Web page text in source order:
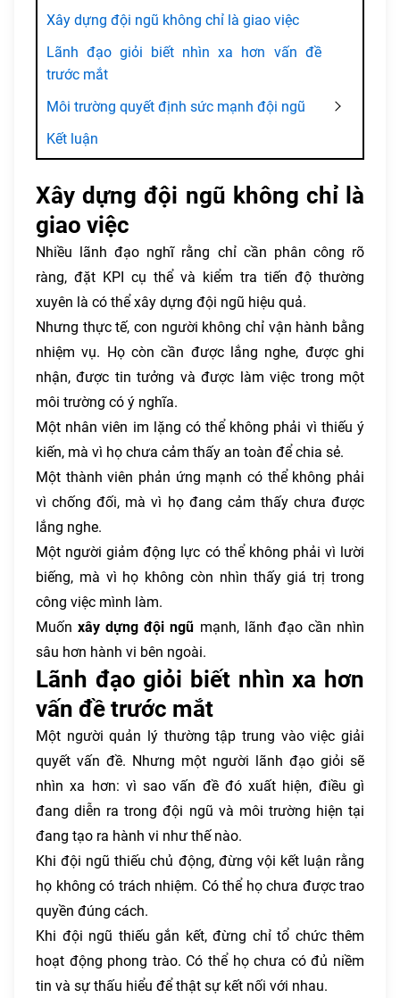
Xây dựng đội ngũ không chỉ là giao việc
Lãnh đạo giỏi biết nhìn xa hơn vấn đề
trước mắt
Môi trường quyết định sức mạnh đội ngũ
Kết luận
Xây dựng đội ngũ không chỉ là
giao việc
Nhiều lãnh đạo nghĩ rằng chỉ cần phân công rõ
ràng, đặt KPI cụ thể và kiểm tra tiến độ thường
xuyên là có thể xây dựng đội ngũ hiệu quả.
Nhưng thực tế, con người không chỉ vận hành bằng
nhiệm vụ. Họ còn cần được lắng nghe, được ghi
nhận, được tin tưởng và được làm việc trong một
môi trường có ý nghĩa.
Một nhân viên im lặng có thể không phải vì thiếu ý
kiến, mà vì họ chưa cảm thấy an toàn để chia sẻ.
Một thành viên phản ứng mạnh có thể không phải
vì chống đối, mà vì họ đang cảm thấy chưa được
lắng nghe.
Một người giảm động lực có thể không phải vì lười
biếng, mà vì họ không còn nhìn thấy giá trị trong
công việc mình làm.
Muốnxây dựng đội ngũ mạnh, lãnh đạo cần nhìn
sâu hơn hành vi bên ngoài.
Lãnh đạo giỏi biết nhìn xa hơn
vấn đề trước mắt
Một người quản lý thường tập trung vào việc giải
quyết vấn đề. Nhưng một người lãnh đạo giỏi sẽ
nhìn xa hơn: vì sao vấn đề đó xuất hiện, điều gì
đang diễn ra trong đội ngũ và môi trường hiện tại
đang tạo ra hành vi như thế nào.
Khi đội ngũ thiếu chủ động, đừng vội kết luận rằng
họ không có trách nhiệm. Có thể họ chưa được trao
quyền đúng cách.
Khi đội ngũ thiếu gắn kết, đừng chỉ tổ chức thêm
hoạt động phong trào. Có thể họ chưa có đủ niềm
tin và sự thấu hiểu để thật sự kết nối với nhau.